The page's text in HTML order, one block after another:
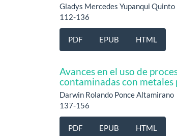
Gladys Mercedes Yupanqui Quinto
112-136
PDF EPUB HTML
Avances en el uso de
contaminadas con metales
Darwin Rolando Ponce Altamirano
137-156
PDF EPUB HTML